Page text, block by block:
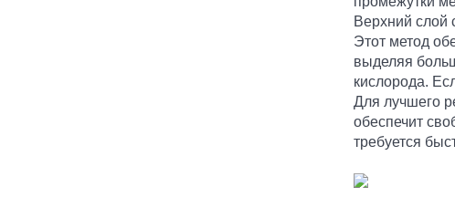
Верхний слой
Этот метод
выделяя
кислорода.
Для лучшего
обеспечит
требуется